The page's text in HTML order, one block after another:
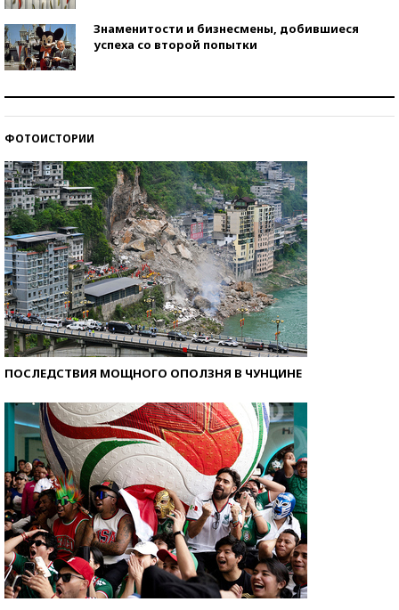
Знаменитости и бизнесмены, добившиеся
успеха со второй попытки
ФОТОИСТОРИИ
ПОСЛЕДСТВИЯ МОЩНОГО ОПОЛЗНЯ В ЧУНЦИНЕ